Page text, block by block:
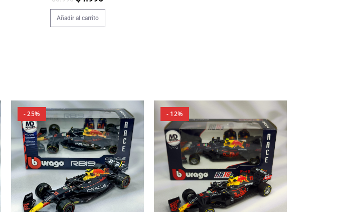
Añadir al carrito
- 25% - 12%